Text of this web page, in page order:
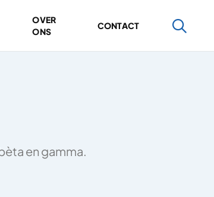
OVER
ONS
CONTACT
en gamma.